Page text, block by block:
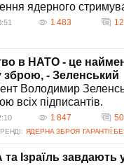
ядерного
1 483 12
в НАТО - це
зброю, - Зеленський
Володимир
всіх підписантів.
1 847 50
ЯДЕРНА ЗБРОЯ ГАРАНТІЇ
Ізраїль завдають